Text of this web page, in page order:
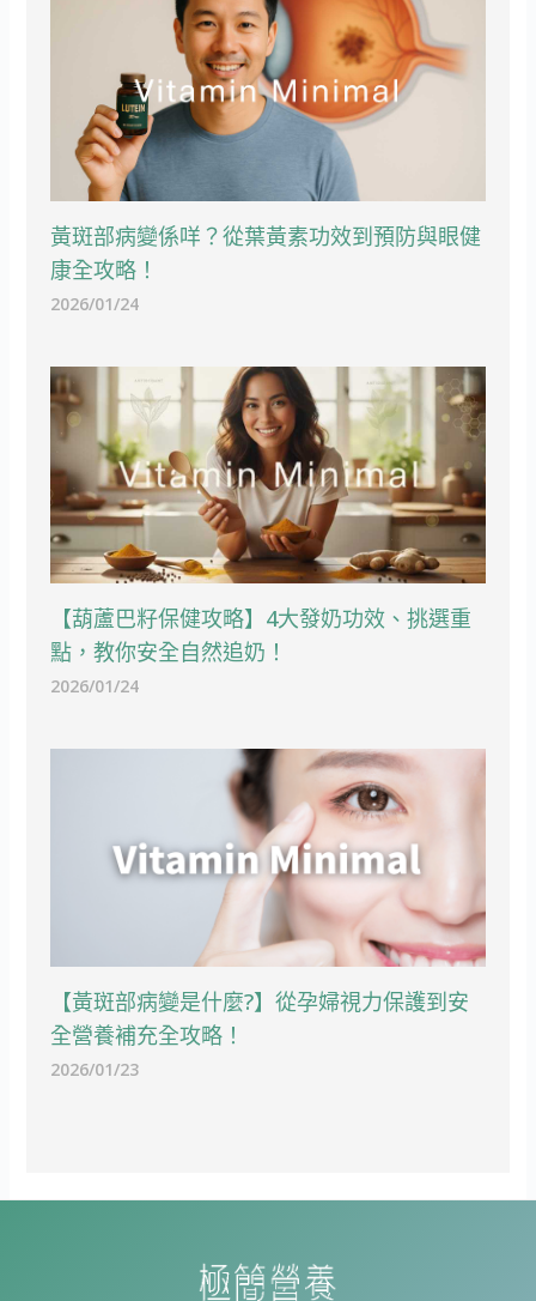
黃斑部病變係咩？從葉黃素功效到預防與眼健
康全攻略！
2026/01/24
【葫蘆巴籽保健攻略】4大發奶功效、挑選重
點，教你安全自然追奶！
2026/01/24
【黃斑部病變是什麼?】從孕婦視力保護到安
全營養補充全攻略！
2026/01/23